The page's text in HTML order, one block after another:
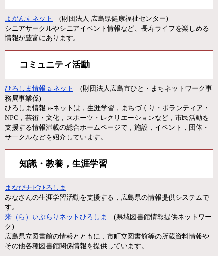
よがんすネット
(財団法人 広島県健康福祉センター)
シニアサークルやシニアイベント情報など、長寿ライフを楽しめる
情報が豊富にあります。
コミュニティ活動
ひろしま情報 a-ネット
(財団法人広島市ひと・まちネットワーク事
務局事業係)
ひろしま情報 a-ネットは，生涯学習，まちづくり・ボランティア・
NPO，芸術・文化，スポーツ・レクリエーションなど，市民活動を
支援する情報満載の総合ホームページで，施設，イベント，団体・
サークルなどを紹介しています。
知識・教養，生涯学習
まなびナビひろしま
みなさんの生涯学習活動を支援する，広島県の情報提供システムで
す。
来（ら）いぶらりネットひろしま
(県域図書館情報提供ネットワー
ク)
広島県立図書館の情報とともに，市町立図書館等の所蔵資料情報や
その他各種図書館関係情報を提供しています。